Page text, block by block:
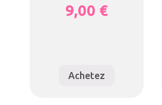
9,00 €
Achetez